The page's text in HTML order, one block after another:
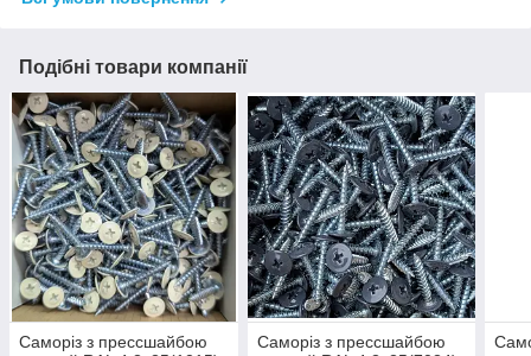
Подібні товари компанії
Саморіз з прессшайбою
Саморіз з прессшайбою